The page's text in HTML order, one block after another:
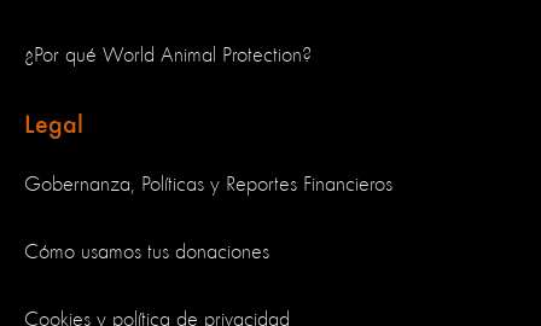
¿Por qué World Animal Protection?
Legal
Gobernanza, Políticas y Reportes Financieros
Cómo usamos tus donaciones
Cookies y política de privacidad